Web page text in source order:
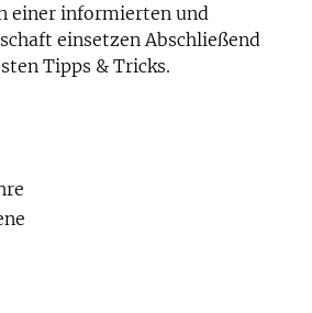
einer informierten und
einsetzen Abschließend
Tipps & Tricks.